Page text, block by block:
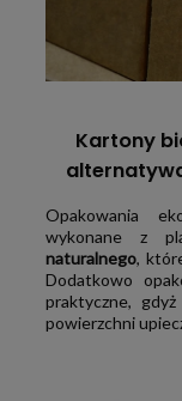
Kartony
Opakowania
wykonane z
naturalnego,
Dodatkowo
praktyczne,
powierzchni